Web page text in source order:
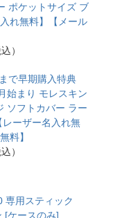
ポケットサイズ ブ
れ無料】【メール
）
で早期購入特典
始まり モレスキン
ソフトカバー ラー
ーザー名入れ無
料】
）
専用スティック
[ケースのみ]